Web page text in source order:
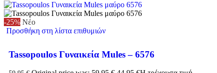
-25% Νέο
Προσθήκη στη λίστα επιθυμιών
Tassopoulos Γυναικεία Mules – 6576